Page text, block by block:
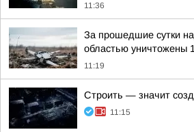
11:36
За прошедшие сутки
областью уничтожены
11:19
Строить — значит
11:15